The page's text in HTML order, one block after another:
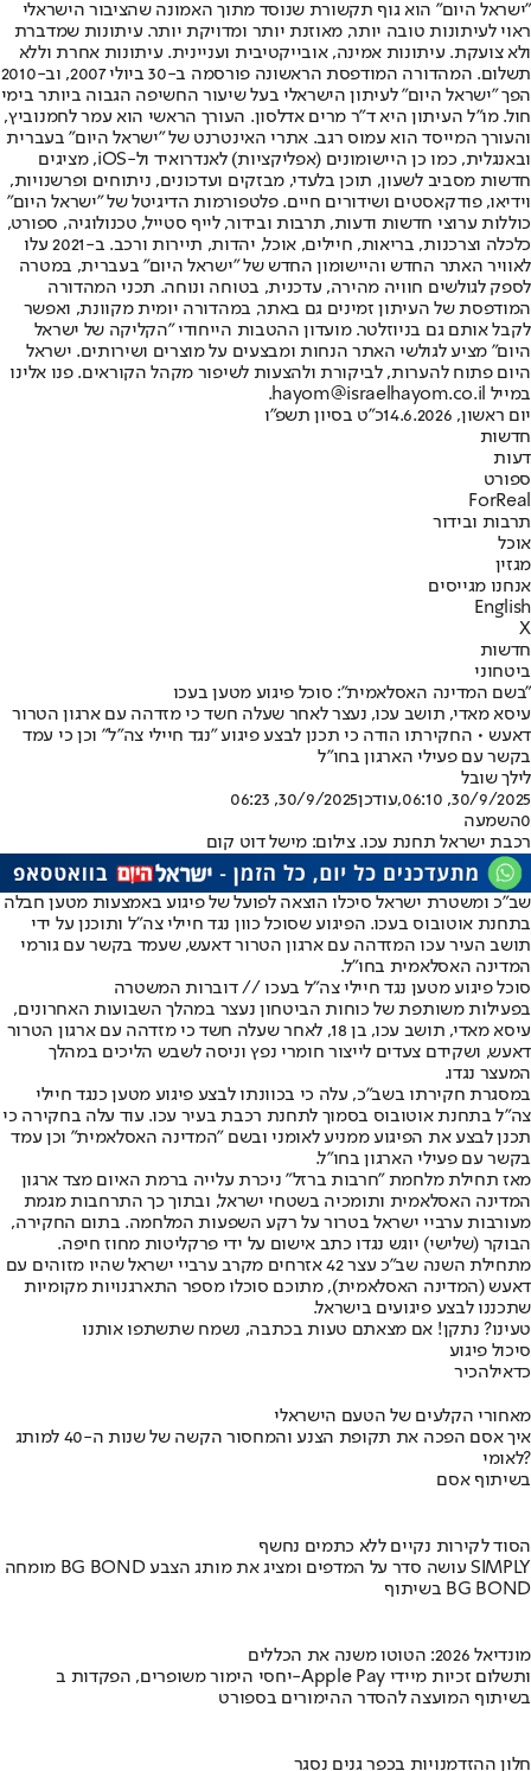
"ישראל היום" הוא גוף תקשורת שנוסד מתוך האמונה שהציבור הישראלי
ראוי לעיתונות טובה יותר, מאוזנת יותר ומדויקת יותר. עיתונות שמדברת
ולא צועקת. עיתונות אמינה, אובייקטיבית ועניינית. עיתונות אחרת וללא
תשלום. המהדורה המודפסת הראשונה פורסמה ב-30 ביולי 2007, וב-2010
הפך "ישראל היום" לעיתון הישראלי בעל שיעור החשיפה הגבוה ביותר בימי
חול. מו"ל העיתון היא ד"ר מרים אדלסון. העורך הראשי הוא עמר לחמנוביץ,
והעורך המייסד הוא עמוס רגב. אתרי האינטרנט של "ישראל היום" בעברית
ובאנגלית, כמו כן היישומונים (אפליקציות) לאנדרואיד ול-iOS, מציגים
חדשות מסביב לשעון, תוכן בלעדי, מבזקים ועדכונים, ניתוחים ופרשנויות,
וידיאו, פודקאסטים ושידורים חיים. פלטפורמות הדיגיטל של "ישראל היום"
כוללות ערוצי חדשות ודעות, תרבות ובידור, לייף סטייל, טכנולוגיה, ספורט,
כלכלה וצרכנות, בריאות, חיילים, אוכל, יהדות, תיירות ורכב. ב-2021 עלו
לאוויר האתר החדש והיישומון החדש של "ישראל היום" בעברית, במטרה
לספק לגולשים חוויה מהירה, עדכנית, בטוחה ונוחה. תכני המהדורה
המודפסת של העיתון זמינים גם באתר, במהדורה יומית מקוונת, ואפשר
לקבל אותם גם בניוזלטר. מועדון ההטבות הייחודי "הקליקה של ישראל
היום" מציע לגולשי האתר הנחות ומבצעים על מוצרים ושירותים. ישראל
היום פתוח להערות, לביקורת ולהצעות לשיפור מקהל הקוראים. פנו אלינו
במייל hayom@israelhayom.co.il.
יום ראשון, 14.6.2026
כ"ט בסיון תשפ"ו
חדשות
דעות
ספורט
ForReal
תרבות ובידור
אוכל
מגזין
אנחנו מגייסים
English
X
חדשות
ביטחוני
"בשם המדינה האסלאמית": סוכל פיגוע מטען בעכו
עיסא מאדי, תושב עכו, נעצר לאחר שעלה חשד כי מזדהה עם ארגון הטרור
דאעש • החקירתו הודה כי תכנן לבצע פיגוע "נגד חיילי צה"ל" וכן כי עמד
בקשר עם פעילי הארגון בחו״ל
לילך שובל
30/9/2025, 06:10
,עודכן30/9/2025, 06:23
0השמעה
רכבת ישראל תחנת עכו. צילום: מישל דוט קום
שב״כ ומשטרת ישראל סיכלו הוצאה לפועל של פיגוע באמצעות מטען חבלה
בתחנת אוטובוס בעכו. הפיגוע שסוכל כוון נגד חיילי צה״ל ותוכנן על ידי
תושב העיר עכו המזדהה עם ארגון הטרור דאעש, שעמד בקשר עם גורמי
המדינה האסלאמית בחו"ל.
סוכל פיגוע מטען נגד חיילי צה"ל בעכו // דוברות המשטרה
בפעילות משותפת של כוחות הביטחון נעצר במהלך השבועות האחרונים,
עיסא מאדי, תושב עכו, בן 18, לאחר שעלה חשד כי מזדהה עם ארגון הטרור
דאעש, ושקידם צעדים לייצור חומרי נפץ וניסה לשבש הליכים במהלך
המעצר נגדו.
במסגרת חקירתו בשב״כ, עלה כי בכוונתו לבצע פיגוע מטען כנגד חיילי
צה״ל בתחנת אוטובוס בסמוך לתחנת רכבת בעיר עכו. עוד עלה בחקירה כי
תכנן לבצע את הפיגוע ממניע לאומני ובשם "המדינה האסלאמית" וכן עמד
בקשר עם פעילי הארגון בחו״ל.
מאז תחילת מלחמת ״חרבות ברזל״ ניכרת עלייה ברמת האיום מצד ארגון
המדינה האסלאמית ותומכיה בשטחי ישראל, ובתוך כך התרחבות מגמת
מעורבות ערביי ישראל בטרור על רקע השפעות המלחמה. בתום החקירה,
הבוקר (שלישי) יוגש נגדו כתב אישום על ידי פרקליטות מחוז חיפה.
מתחילת השנה שב״כ עצר 42 אזרחים מקרב ערביי ישראל שהיו מזוהים עם
דאעש (המדינה האסלאמית), מתוכם סוכלו מספר התארגנויות מקומיות
שתכננו לבצע פיגועים בישראל.
טעינו? נתקן! אם מצאתם טעות בכתבה, נשמח שתשתפו אותנו
סיכול פיגוע
כדאילהכיר
מאחורי הקלעים של הטעם הישראלי
איך אסם הפכה את תקופת הצנע והמחסור הקשה של שנות ה-40 למותג
לאומי?
בשיתוף אסם
הסוד לקירות נקיים ללא כתמים נחשף
מומחה BG BOND עושה סדר על המדפים ומציג את מותג הצבע SIMPLY
בשיתוף BG BOND
מונדיאל 2026: הטוטו משנה את הכללים
יחסי הימור משופרים, הפקדות ב-Apple Pay ותשלום זכיות מיידי
בשיתוף המועצה להסדר ההימורים בספורט
חלון ההזדמנויות בכפר גנים נסגר